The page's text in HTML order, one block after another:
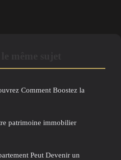
Comment Boostez la
patrimoine immobilier
Peut Devenir un